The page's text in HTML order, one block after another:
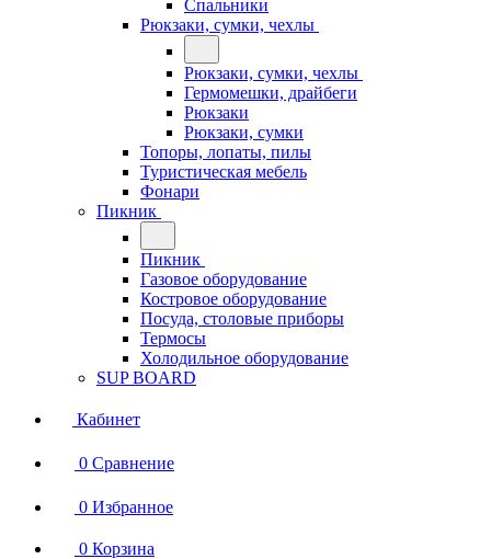
Спальники
Рюкзаки, сумки, чехлы
Рюкзаки, сумки, чехлы
Гермомешки, драйбеги
Рюкзаки
Рюкзаки, сумки
Топоры, лопаты, пилы
Туристическая мебель
Фонари
Пикник
Пикник
Газовое оборудование
Костровое оборудование
Посуда, столовые приборы
Термосы
Холодильное оборудование
SUP BOARD
Кабинет
0 Сравнение
0 Избранное
0 Корзина